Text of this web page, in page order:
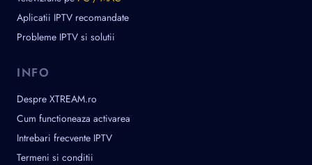
Aplicatii IPTV recomandate
Probleme IPTV si solutii
INFO
Despre XTREAM.ro
Cum functioneaza activarea
Intrebari frecvente IPTV
Termeni si conditii